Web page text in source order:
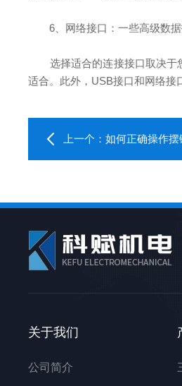
6、网络接口：一些高级数据
选择适合的连接接口取决于您
适合。此外，USB接口和网络接
上一个：如何正确操作摆
关于我们
公司简介